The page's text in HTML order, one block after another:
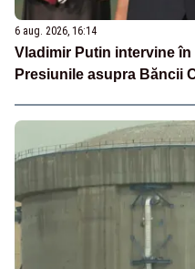
6 aug. 2026, 16:14
Vladimir Putin intervine
Presiunile asupra Băncii